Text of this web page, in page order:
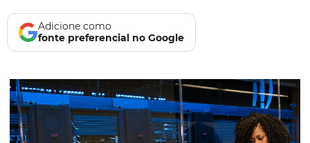
Adicione como
fonte preferencial no Google